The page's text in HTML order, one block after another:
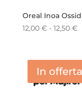
Oreal Inoa
12,00 € - 12,50 €
a
In